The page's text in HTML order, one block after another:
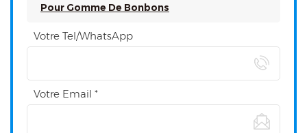
Pour Gomme De Bonbons
Votre Tel/WhatsApp
Votre Email *